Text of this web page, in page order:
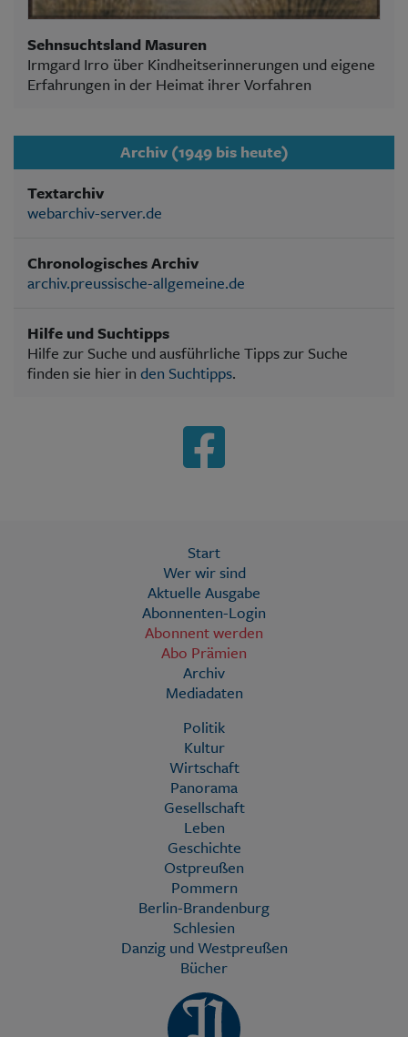
Sehnsuchtsland Masuren
Irmgard Irro über Kindheitserinnerungen und eigene
Erfahrungen in der Heimat ihrer Vorfahren
Archiv (1949 bis heute)
Textarchiv
webarchiv-server.de
Chronologisches Archiv
archiv.preussische-allgemeine.de
Hilfe und Suchtipps
Hilfe zur Suche und ausführliche Tipps zur Suche
finden sie hier in den Suchtipps.
Start
Wer wir sind
Aktuelle Ausgabe
Abonnenten-Login
Abonnent werden
Abo Prämien
Archiv
Mediadaten
Politik
Kultur
Wirtschaft
Panorama
Gesellschaft
Leben
Geschichte
Ostpreußen
Pommern
Berlin-Brandenburg
Schlesien
Danzig und Westpreußen
Bücher